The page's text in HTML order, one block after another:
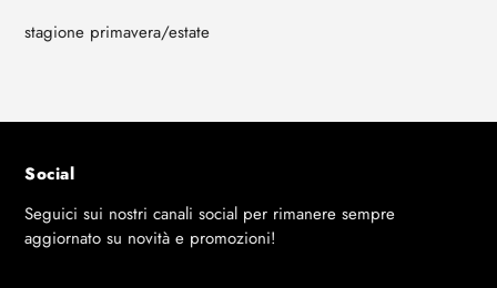
stagione primavera/estate
Social
Seguici sui nostri canali social per rimanere sempre
aggiornato su novità e promozioni!